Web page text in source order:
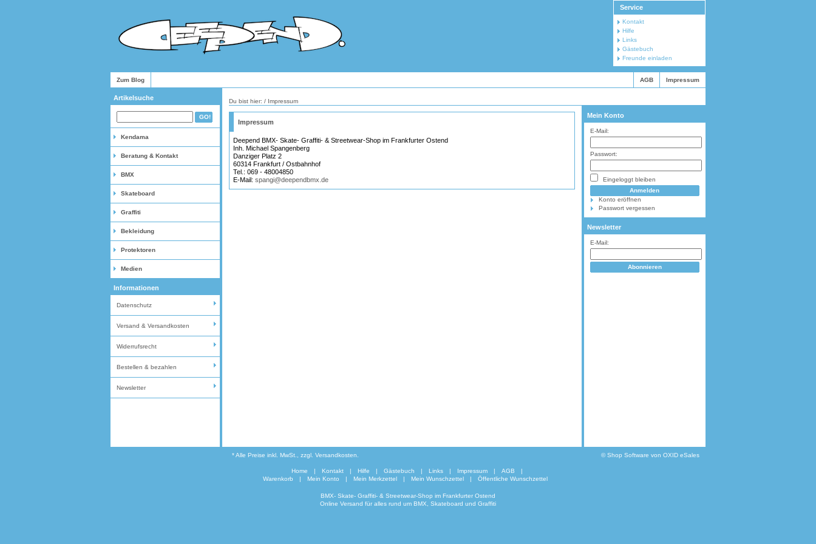
Service
Kontakt
Hilfe
Links
Gästebuch
Freunde einladen
Zum Blog AGB Impressum
Artikelsuche
Kendama
Beratung & Kontakt
BMX
Skateboard
Graffiti
Bekleidung
Protektoren
Medien
Informationen
Datenschutz
Versand & Versandkosten
Widerrufsrecht
Bestellen & bezahlen
Newsletter
Du bist hier: / Impressum
Mein Konto
E-Mail:
Passwort:
Eingeloggt bleiben
Konto eröffnen
Passwort vergessen
Newsletter
E-Mail:
Impressum
Deepend BMX- Skate- Graffiti- & Streetwear-Shop im Frankfurter Ostend
Inh. Michael Spangenberg
Danziger Platz 2
60314 Frankfurt / Ostbahnhof
Tel.: 069 - 48004850
E-Mail: spangi@deependbmx.de
* Alle Preise inkl. MwSt., zzgl. Versandkosten. ©Shop Software von OXID eSales
Home | Kontakt | Hilfe | Gästebuch | Links | Impressum | AGB
|
Warenkorb
| Mein Konto | Mein Merkzettel | Mein Wunschzettel | Öffentliche Wunschzettel
BMX- Skate- Graffiti- & Streetwear-Shop im Frankfurter Ostend
Online Versand für alles rund um BMX, Skateboard und Graffiti